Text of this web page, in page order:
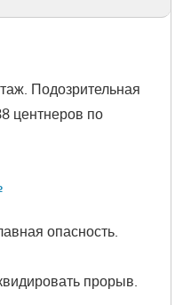
Подозрительная
центнеров по
опасность.
прорыв.